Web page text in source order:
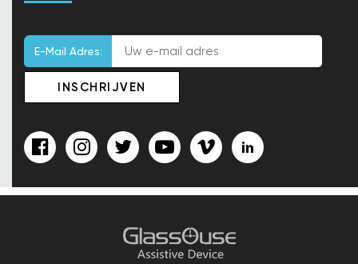
E-Mail Adres: